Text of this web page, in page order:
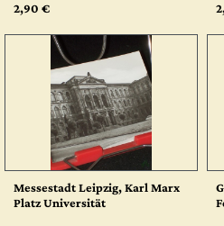
2,90 €
Messestadt Leipzig, Karl Marx
Platz Universität